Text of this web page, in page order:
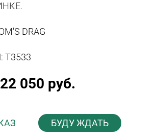
22 050 руб.
БУДУ ЖДАТЬ
DRAG
: T3533